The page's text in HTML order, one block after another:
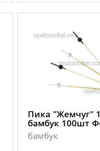
Пика "Жемчуг"
бамбук 100шт
бамбук